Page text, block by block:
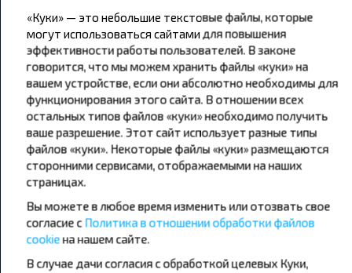
Подписаться
Популярные автобусные
направления
Орша - Могилёв
Минск - Несвиж
Минск - Могилёв
Минск - Барановичи
Брест - Тересполь
«Куки» — это небольшие текстовые файлы, которые
могут использоваться сайтами для повышения
эффективности работы пользователей. В законе
говорится, что мы можем хранить файлы «куки» на
вашем устройстве, если они абсолютно необходимы для
функционирования этого сайта. В отношении всех
остальных типов файлов «куки» необходимо получить
ваше разрешение. Этот сайт использует разные типы
файлов «куки». Некоторые файлы «куки» размещаются
сторонними сервисами, отображаемыми на наших
страницах.
Вы можете в любое время изменить или отозвать свое
согласие сПолитика в отношении обработки файлов
cookieна нашем сайте.
В случае дачи согласия с обработкой целевых Куки,